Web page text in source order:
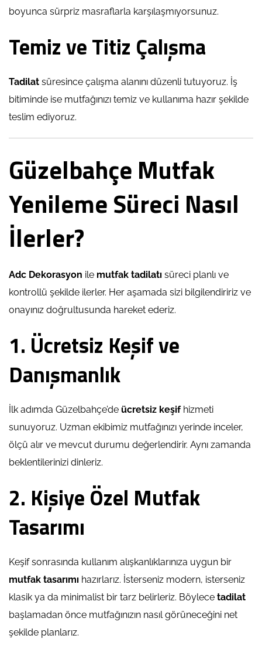
boyunca sürpriz masraflarla karşılaşmıyorsunuz.
Temiz ve Titiz Çalışma
Tadilat süresince çalışma alanını düzenli tutuyoruz. İş
bitiminde ise mutfağınızı temiz ve kullanıma hazır şekilde
teslim ediyoruz.
Güzelbahçe Mutfak
Yenileme Süreci Nasıl
İlerler?
Adc Dekorasyon ile mutfak tadilatı süreci planlı ve
kontrollü şekilde ilerler. Her aşamada sizi bilgilendiririz ve
onayınız doğrultusunda hareket ederiz.
1. Ücretsiz Keşif ve
Danışmanlık
İlk adımda Güzelbahçe’de ücretsiz keşifhizmeti
sunuyoruz. Uzman ekibimiz mutfağınızı yerinde inceler,
ölçü alır ve mevcut durumu değerlendirir. Aynı zamanda
beklentilerinizi dinleriz.
2. Kişiye Özel Mutfak
Tasarımı
Keşif sonrasında kullanım alışkanlıklarınıza uygun bir
mutfak tasarımı hazırlarız. İsterseniz modern, isterseniz
klasik ya da minimalist bir tarz belirleriz. Böylece tadilat
başlamadan önce mutfağınızın nasıl görüneceğini net
şekilde planlarız.